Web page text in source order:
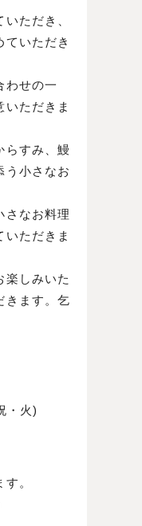
ただき、
ていただき
わせの一
いただきま
らすみ、鰻
う小さなお
さなお料理
いただきま
楽しみいた
きます。乞
・火)
。